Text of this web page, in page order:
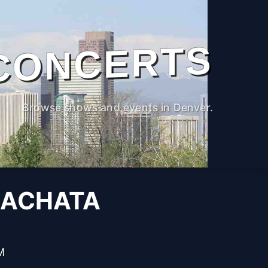
Browse shows and events in Denver.